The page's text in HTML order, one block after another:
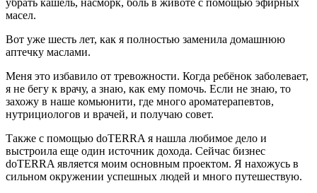
убрать кашель, насморк, боль в животе с помощью эфирных
масел.
Вот уже шесть лет, как я полностью заменила домашнюю
аптечку маслами.
Меня это избавило от тревожности. Когда ребёнок заболевает,
я не бегу к врачу, а знаю, как ему помочь. Если не знаю, то
захожу в наше комьюнити, где много ароматерапевтов,
нутрициологов и врачей, и получаю совет.
Также с помощью doTERRA я нашла любимое дело и
выстроила еще один источник дохода. Сейчас бизнес
doTERRA является моим основным проектом. Я нахожусь в
сильном окружении успешных людей и много путешествую.